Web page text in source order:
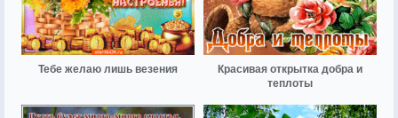
Тебе желаю лишь везения
Красивая открытка добра и
теплоты